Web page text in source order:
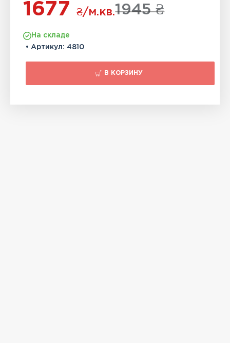
1945 ₴
1677₴/м.кв.
На складе
• Артикул: 4810
В КОРЗИНУ